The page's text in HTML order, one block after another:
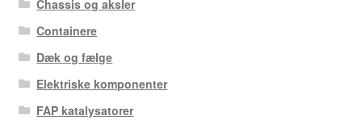
Chassis og aksler
Containere
Dæk og fælge
Elektriske komponenter
FAP katalysatorer